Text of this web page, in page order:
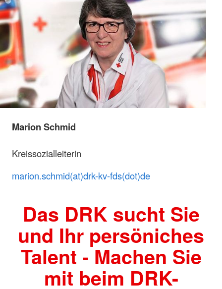
Marion Schmid
Kreissozialleiterin
marion.schmid(at)drk-kv-fds(dot)de
Das DRK sucht Sie
und Ihr persöniches
Talent - Machen Sie
mit beim DRK-